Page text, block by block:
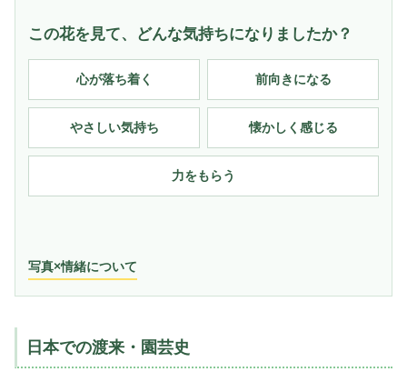
この花を見て、どんな気持ちになりましたか？
心が落ち着く 前向きになる
やさしい気持ち 懐かしく感じる
力をもらう
写真×情緒について
日本での渡来・園芸史